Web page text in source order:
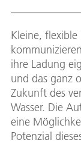
Kleine,
ihre Ladung
und das ganz
Zukunft des
Wasser. Die
eine
Potenzial